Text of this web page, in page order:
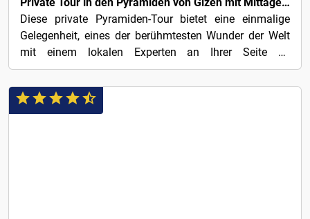
Private Tour in den Pyramiden von Gizeh mit Mittagessen und Kamelritt
Diese private Pyramiden-Tour bietet eine einmalige
Gelegenheit, eines der berühmtesten Wunder der Welt
mit einem lokalen Experten an Ihrer Seite zu
erkunden....